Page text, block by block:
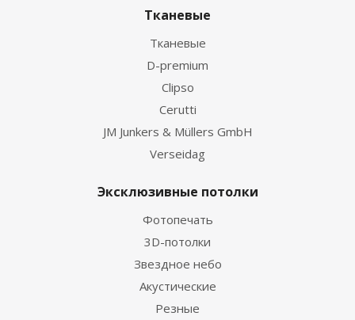
Тканевые
Тканевые
D-premium
Clipso
Cerutti
JM Junkers & Müllers GmbH
Verseidag
Эксклюзивные потолки
Фотопечать
3D-потолки
Звездное небо
Акустические
Резные